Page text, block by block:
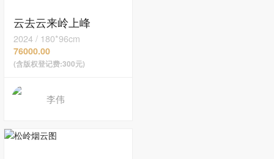
云去云来岭上峰
2024/ 180*96cm
76000.00
(含版权登记费:300元)
李伟